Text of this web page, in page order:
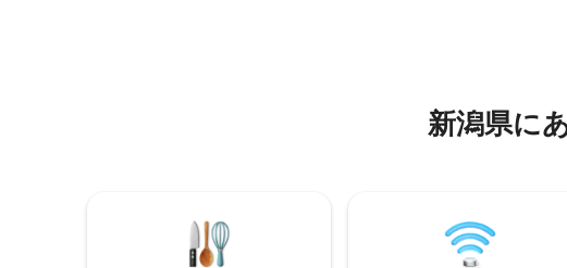
ため、近くのコンビニにご配送くださ
のみ）
新潟県に